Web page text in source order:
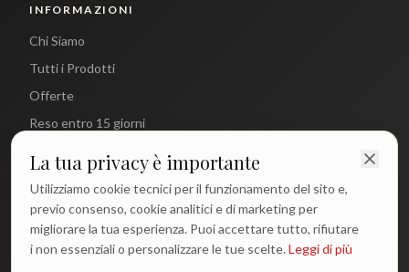
INFORMAZIONI
Chi Siamo
Tutti i Prodotti
Offerte
Reso entro 15 giorni
CONTATTI
info@antichetradizioni.it
+39 329 617 1194
La tua privacy è importante
Utilizziamo cookie tecnici per il funzionamento del sito e,
previo consenso, cookie analitici e di marketing per
migliorare la tua esperienza. Puoi accettare tutto, rifiutare
i non essenziali o personalizzare le tue scelte.Leggi di più